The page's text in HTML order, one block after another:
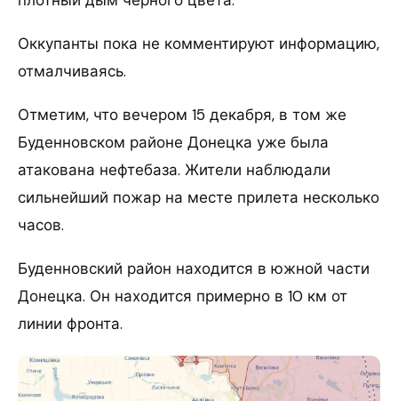
Оккупанты пока не комментируют информацию,
отмалчиваясь.
Отметим, что вечером 15 декабря, в том же
Буденновском районе Донецка уже была
атакована нефтебаза. Жители наблюдали
сильнейший пожар на месте прилета несколько
часов.
Буденновский район находится в южной части
Донецка. Он находится примерно в 10 км от
линии фронта.